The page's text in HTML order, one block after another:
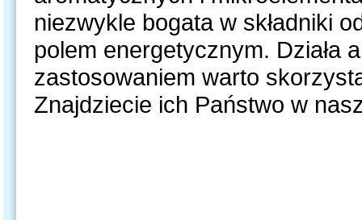
niezwykle bogata w składniki
polem energetycznym. Działa
zastosowaniem warto
Znajdziecie ich Państwo w